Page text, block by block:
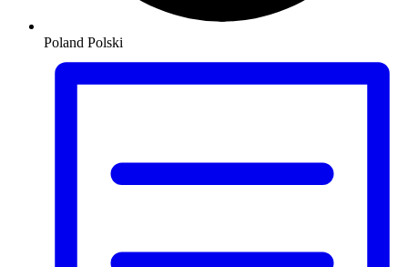
Poland Polski